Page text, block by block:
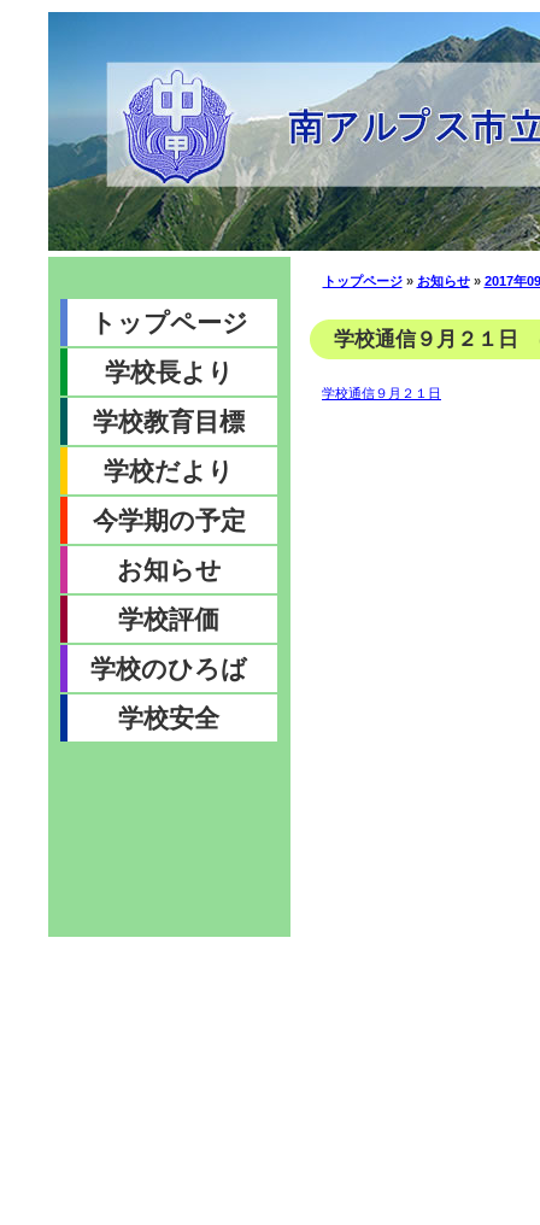
トップページ
学校長より
学校教育目標
学校だより
今学期の予定
お知らせ
学校評価
学校のひろば
学校安全
トップページ» お知らせ» 2017年
学校通信９月２１日
学校通信９月２１日